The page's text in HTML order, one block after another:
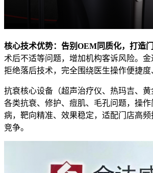
核心技术优势：告别OEM同质化，打造
术后不适等问题，增加机构客诉风险。
拒绝落后技术，完全围绕医生操作便捷
抗衰核心设备（超声治疗仪、热玛吉、
各类抗衰、修护、痘肌、毛孔问题，操
病，靶向精准、效果稳定，适配门店高
竞争。